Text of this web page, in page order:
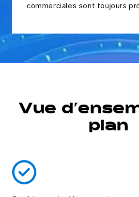
commerciales sont toujours
Vue
plan